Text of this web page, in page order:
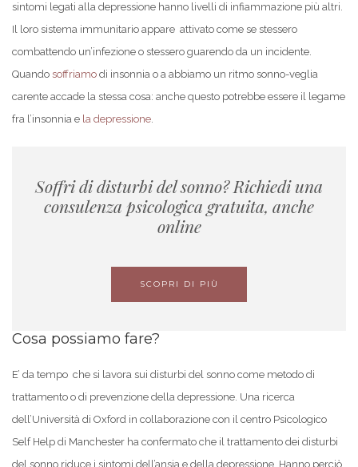
sintomi legati alla depressione hanno livelli di infiammazione più altri.
Il loro sistema immunitario appare attivato come se stessero
combattendo un’infezione o stessero guarendo da un incidente.
Quando soffriamo di insonnia o a abbiamo un ritmo sonno-veglia
carente accade la stessa cosa: anche questo potrebbe essere il legame
fra l’insonnia e la depressione.
Soffri di disturbi del sonno? Richiedi una
consulenza psicologica gratuita, anche
online
SCOPRI DI PIÙ
Cosa possiamo fare?
E’ da tempo che si lavora sui disturbi del sonno come metodo di
trattamento o di prevenzione della depressione. Una ricerca
dell’Università di Oxford in collaborazione con il centro Psicologico
Self Help di Manchester ha confermato che il trattamento dei disturbi
del sonno riduce i sintomi dell’ansia e della depressione. Hanno perciò